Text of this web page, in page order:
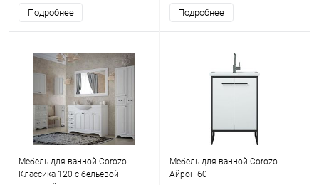
Подробнее Подробнее
Мебель для ванной Corozo
Классика 120 с бельевой
Мебель для ванной Corozo
Айрон 60